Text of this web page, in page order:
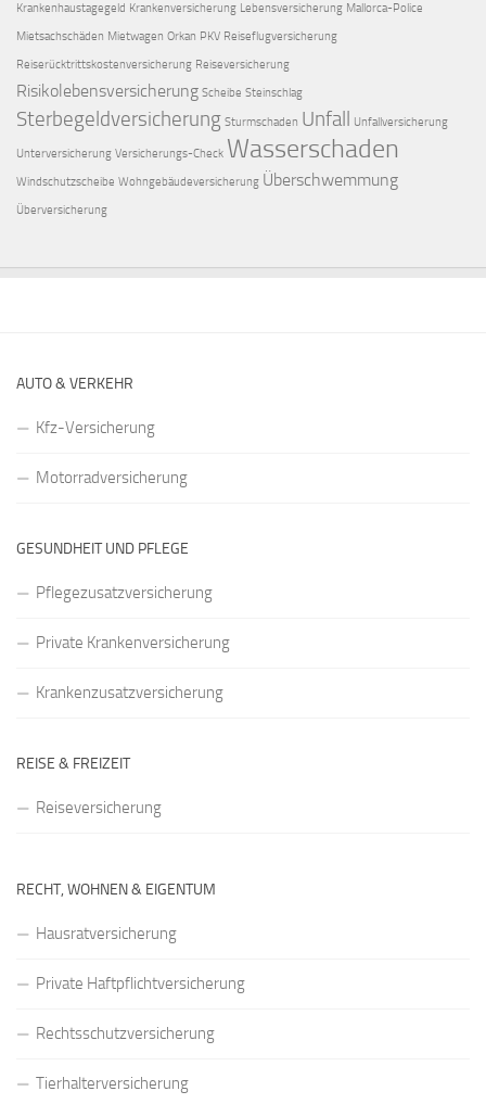
Krankenhaustagegeld Krankenversicherung Lebensversicherung Mallorca-Police
Mietsachschäden Mietwagen Orkan PKV Reiseflugversicherung
Reiserücktrittskostenversicherung Reiseversicherung
Risikolebensversicherung Scheibe Steinschlag
Sterbegeldversicherung Sturmschaden Unfall Unfallversicherung
Unterversicherung Versicherungs-Check Wasserschaden
Windschutzscheibe Wohngebäudeversicherung Überschwemmung
Überversicherung
AUTO & VERKEHR
Kfz-Versicherung
Motorradversicherung
GESUNDHEIT UND PFLEGE
Pflegezusatzversicherung
Private Krankenversicherung
Krankenzusatzversicherung
REISE & FREIZEIT
Reiseversicherung
RECHT, WOHNEN & EIGENTUM
Hausratversicherung
Private Haftpflichtversicherung
Rechtsschutzversicherung
Tierhalterversicherung